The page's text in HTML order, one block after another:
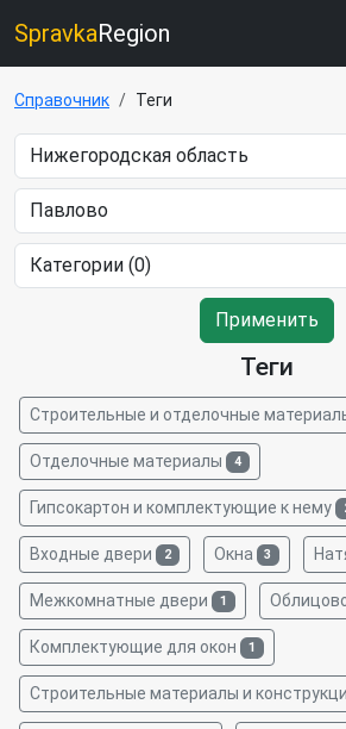
SpravkaRegion
Справочник Теги
Применить
Теги
Строительные и отделочные
Отделочные материалы 4
Гипсокартон и комплектующие к нему
Входные двери 2 Окна 3
Межкомнатные двери 1
Комплектующие для окон 1
Строительные материалы и